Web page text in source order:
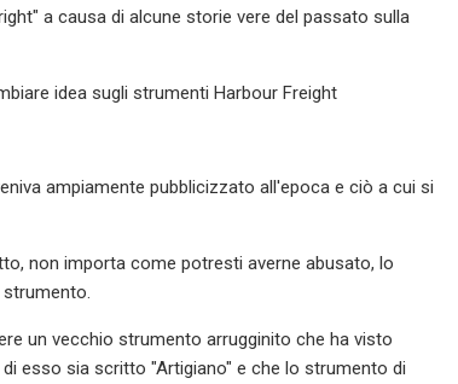
a causa di alcune storie vere del passato sulla
idea sugli strumenti Harbour Freight
ampiamente pubblicizzato all'epoca e ciò a cui si
non importa come potresti averne abusato, lo
un vecchio strumento arrugginito che ha visto
esso sia scritto "Artigiano" e che lo strumento di